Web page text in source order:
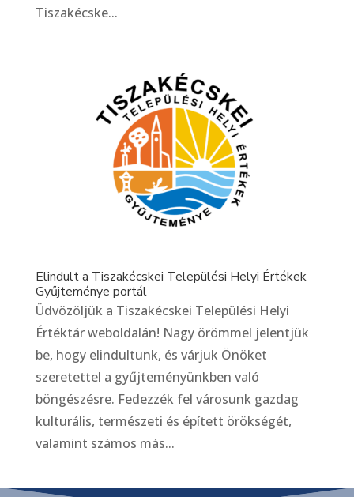
Tiszakécske...
Elindult a Tiszakécskei Települési Helyi Értékek
Gyűjteménye portál
Üdvözöljük a Tiszakécskei Települési Helyi
Értéktár weboldalán! Nagy örömmel jelentjük
be, hogy elindultunk, és várjuk Önöket
szeretettel a gyűjteményünkben való
böngészésre. Fedezzék fel városunk gazdag
kulturális, természeti és épített örökségét,
valamint számos más...